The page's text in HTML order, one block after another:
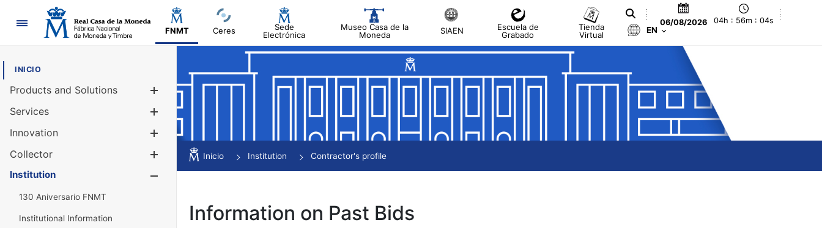
Navigation
FNMT Ceres
Sede
Electrónica
Museo Casa de la
Moneda
SIAEN
Escuela de
Grabado
Tienda
Virtual
06/08/2026 04h : 56m : 05s
EN
INICIO
Products and Solutions
Services
Innovation
Collector
Show/Hide
Institution
130 Aniversario FNMT
Institutional Information
Inicio Institution Contractor's profile
Information on Past Bids